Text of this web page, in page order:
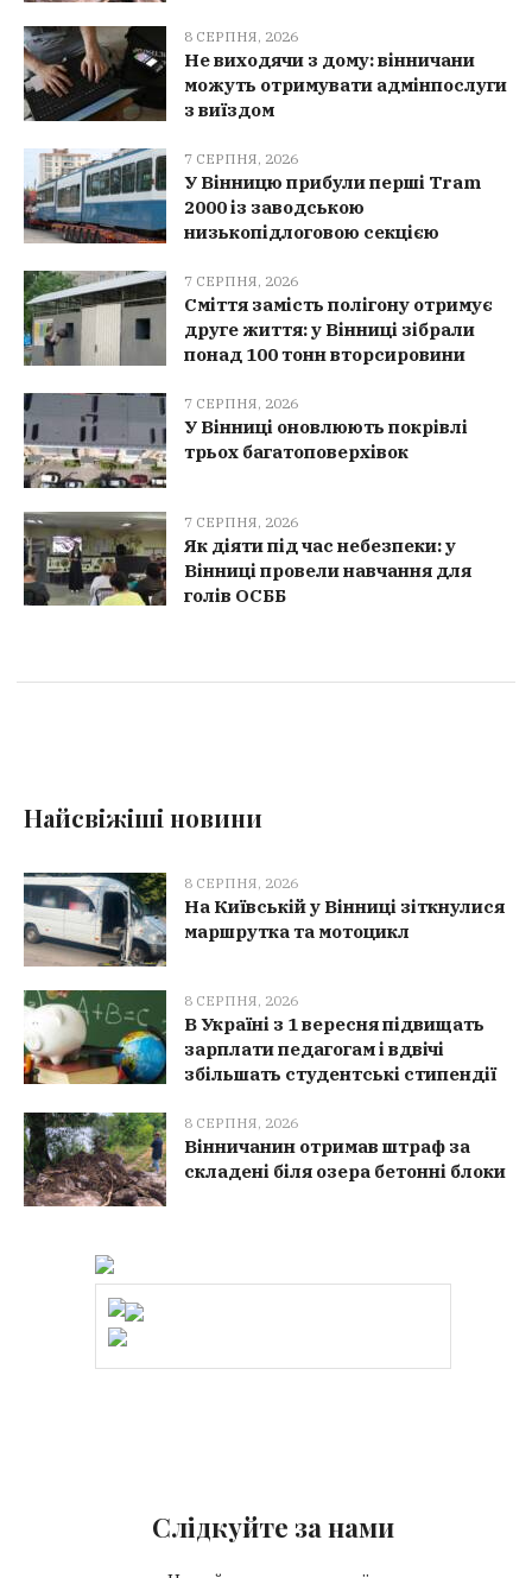
8 СЕРПНЯ, 2026
Не виходячи з дому: вінничани
можуть отримувати адмінпослуги
з виїздом
7 СЕРПНЯ, 2026
У Вінницю прибули перші Tram
2000 із заводською
низькопідлоговою секцією
7 СЕРПНЯ, 2026
Сміття замість полігону отримує
друге життя: у Вінниці зібрали
понад 100 тонн вторсировини
7 СЕРПНЯ, 2026
У Вінниці оновлюють покрівлі
трьох багатоповерхівок
7 СЕРПНЯ, 2026
Як діяти під час небезпеки: у
Вінниці провели навчання для
голів ОСББ
Найсвіжіші новини
8 СЕРПНЯ, 2026
На Київській у Вінниці зіткнулися
маршрутка та мотоцикл
8 СЕРПНЯ, 2026
В Україні з 1 вересня підвищать
зарплати педагогам і вдвічі
збільшать студентські стипендії
8 СЕРПНЯ, 2026
Вінничанин отримав штраф за
складені біля озера бетонні блоки
Слідкуйте за нами